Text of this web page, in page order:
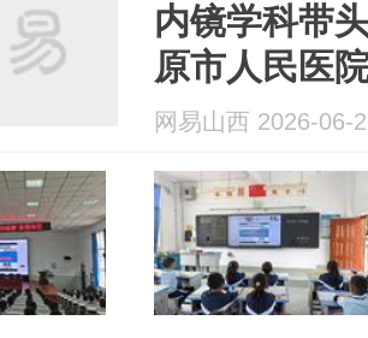
内镜学科带
原市人民医
网易山西 2026-06-